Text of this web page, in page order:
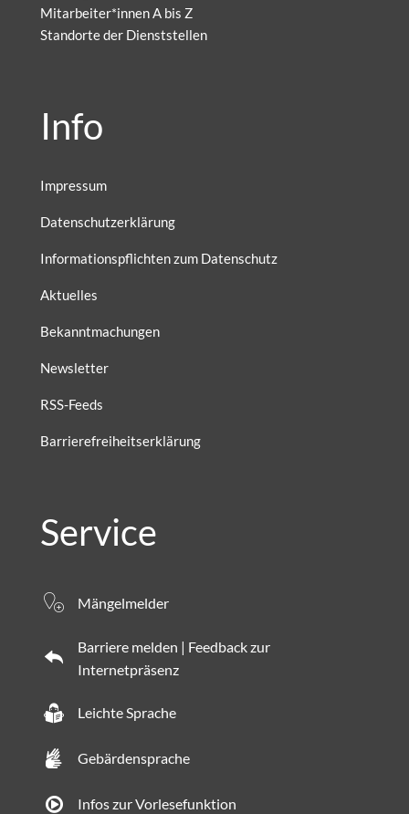
Mitarbeiter*innen A bis Z
Standorte der Dienststellen
Info
Impressum
Datenschutzerklärung
Informationspflichten zum Datenschutz
Aktuelles
Bekanntmachungen
Newsletter
RSS-Feeds
Barrierefreiheitserklärung
Service
Mängelmelder
Barriere melden | Feedback zur
Internetpräsenz
Leichte Sprache
Gebärdensprache
Infos zur Vorlesefunktion